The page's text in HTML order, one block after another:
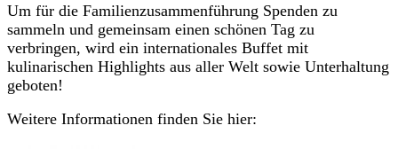
Um für die Familienzusammenführung Spenden zu
sammeln und gemeinsam einen schönen Tag zu
verbringen, wird ein internationales Buffet mit
kulinarischen Highlights aus aller Welt sowie Unterhaltung
geboten!
Weitere Informationen finden Sie hier: